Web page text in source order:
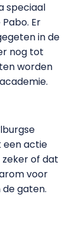
speciaal
Er
in de
nog tot
worden
een actie
zeker of dat
voor
de gaten.